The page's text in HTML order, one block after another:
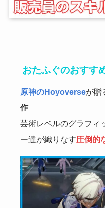
おたふぐのおすす
原神のHoyoverseが贈
作
芸術レベルのグラフィ
ー達が織りなす圧倒的